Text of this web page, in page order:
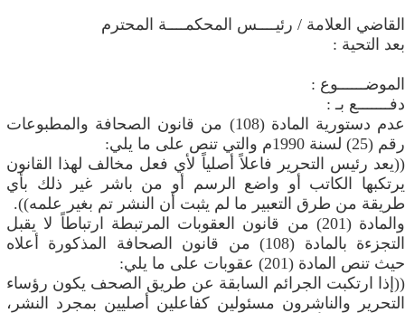
القاضي العلامة / رئيــــس المحكمــــة المحترم
بعد التحية :
الموضــــــوع :
دفـــــــع بـ :
عدم دستورية المادة (108) من قانون الصحافة والمطبوعات
رقم (25) لسنة 1990م والتي تنص على ما يلي:
((يعد رئيس التحرير فاعلاً أصلياً لأي فعل مخالف لهذا القانون
يرتكبها الكاتب أو واضع الرسم أو من باشر غير ذلك بأي
طريقة من طرق التعبير ما لم يثبت أن النشر تم بغير علمه)).
والمادة (201) من قانون العقوبات المرتبطة ارتباطاً لا يقبل
التجزءة بالمادة (108) من قانون الصحافة المذكورة أعلاه
حيث تنص المادة (201) عقوبات على ما يلي:
((إذا ارتكبت الجرائم السابقة عن طريق الصحف يكون رؤساء
التحرير والناشرون مسئولين كفاعلين أصليين بمجرد النشر،